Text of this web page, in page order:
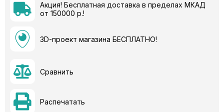
Акция! Бесплатная доставка в пределах МКАД
от 150000 р.!
3D-проект магазина БЕСПЛАТНО!
Сравнить
Распечатать